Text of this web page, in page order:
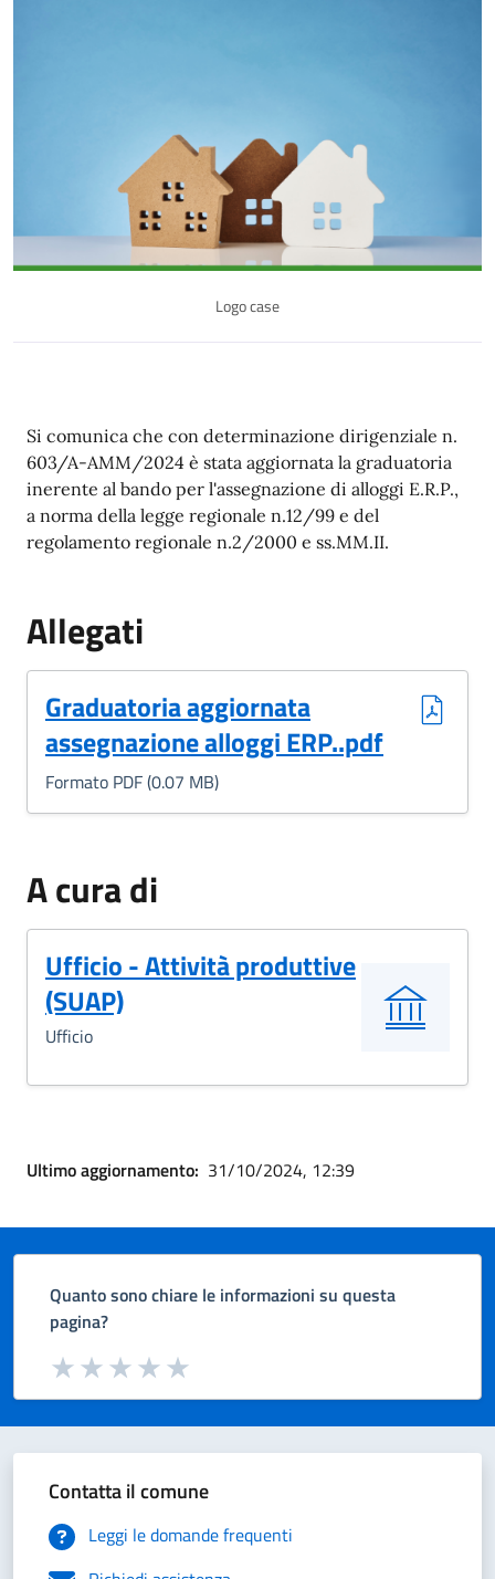
Logo case
Si comunica che con determinazione dirigenziale n.
603/A-AMM/2024 è stata aggiornata la graduatoria
inerente al bando per l'assegnazione di alloggi E.R.P.,
a norma della legge regionale n.12/99 e del
regolamento regionale n.2/2000 e ss.MM.II.
Allegati
Graduatoria aggiornata
assegnazione alloggi ERP..pdf
(Formato PDF, 0.07 MB)
Formato PDF (0.07 MB)
A cura di
Ufficio - Attività produttive
(SUAP)
Ufficio
Ultimo aggiornamento: 31/10/2024, 12:39
Quanto sono chiare le informazioni su questa
pagina?
Valuta da 1 a 5 stelle la pagina
Valuta 5 stelle su 5
Valuta 4 stelle su 5
Valuta 3 stelle su 5
Valuta 2 stelle su 5
Valuta 1 stelle su 5
Contatta il comune
Leggi le domande frequenti